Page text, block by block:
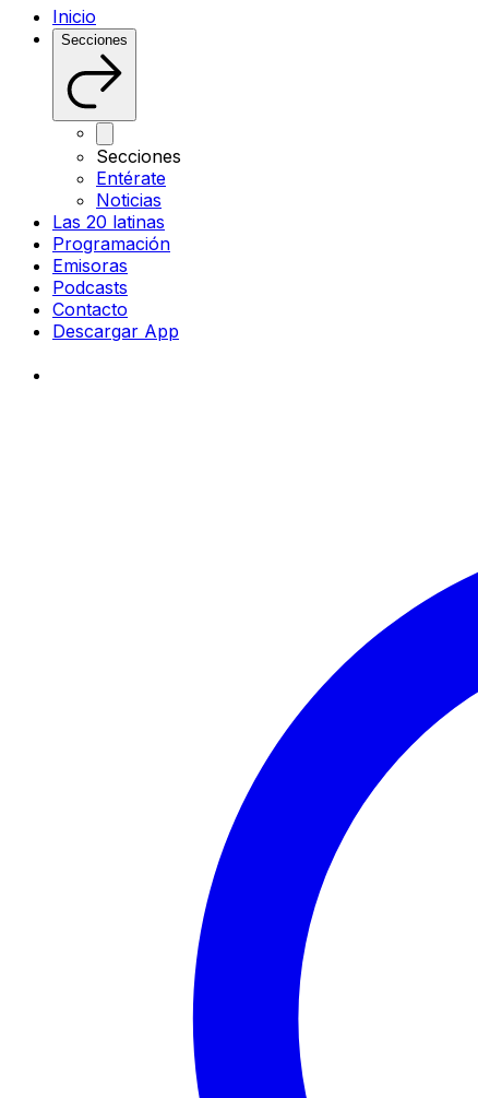
Inicio
Secciones
Secciones
Entérate
Noticias
Las 20 latinas
Programación
Emisoras
Podcasts
Contacto
Descargar App